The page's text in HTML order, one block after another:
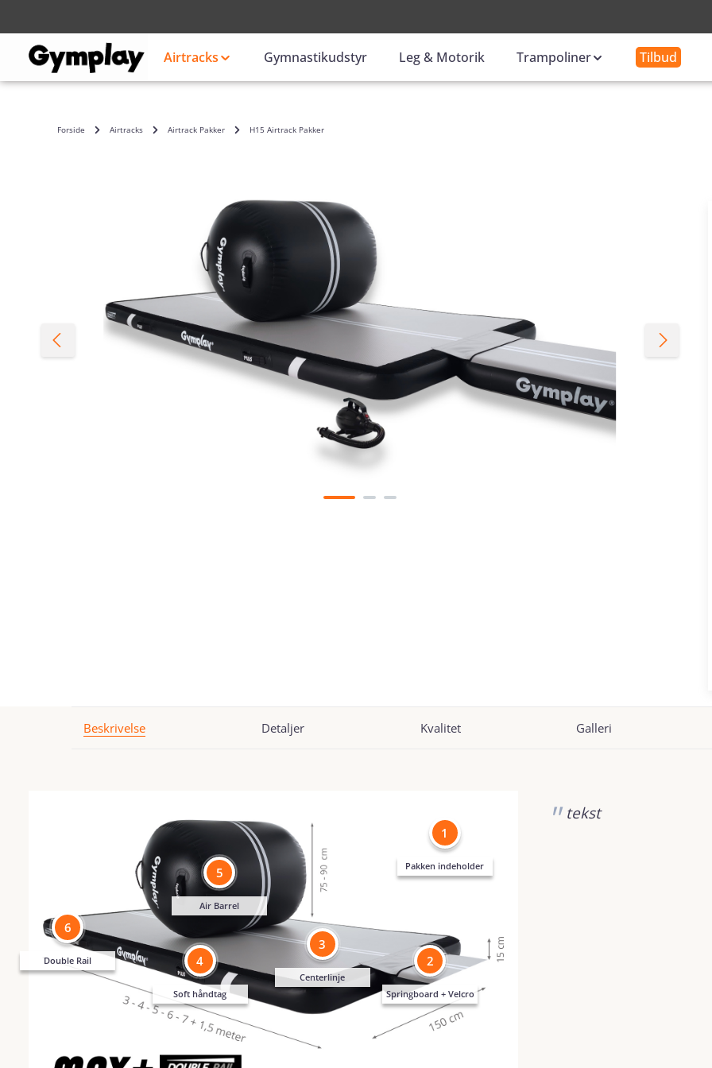
Airtracks Gymnastikudstyr Leg & Motorik Trampoliner Tilbud
Forside Airtracks Airtrack Pakker H15 Airtrack Pakker
Beskrivelse Detaljer Kvalitet Galleri
Pakken indeholder
1
Springboard + Velcro
2
Centerlinje
3
Soft håndtag
4
Air Barrel
5
Double Rail
6
tekst